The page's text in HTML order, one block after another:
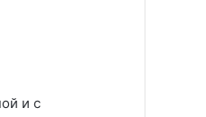
и с